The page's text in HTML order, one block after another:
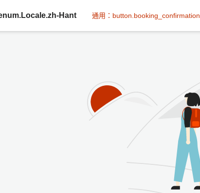
Hant 通用：button.booking_confirmation